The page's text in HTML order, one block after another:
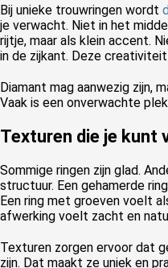
Bij unieke trouwringen wordt
je verwacht. Niet in het
rijtje, maar als klein accent.
in de zijkant. Deze
Diamant mag aanwezig zijn,
Vaak is een onverwachte
Texturen die je kunt
Sommige ringen zijn glad.
structuur. Een gehamerde
Een ring met groeven voelt
afwerking voelt zacht en
Texturen zorgen ervoor dat
zijn. Dat maakt ze uniek en